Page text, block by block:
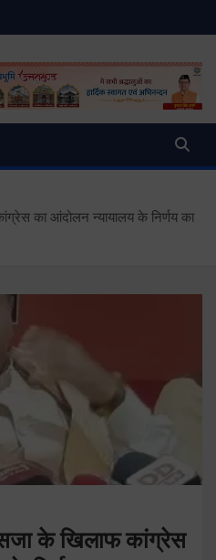
News
का आंदोलन न्यायालय के निर्णय का
सजा के खिलाफ कांग्रेस